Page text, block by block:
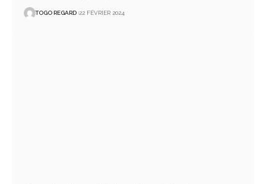
TOGO REGARD 22 FÉVRIER 2024